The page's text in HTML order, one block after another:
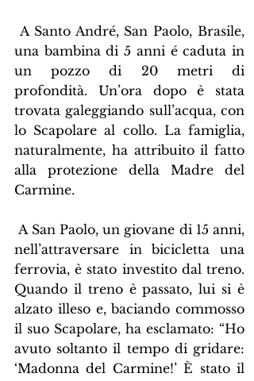
una bambina di 5 anni é caduta in
un pozzo di 20 metri di
profondità. Un’ora dopo è stata
trovata galeggiando sull’acqua, con
lo Scapolare al collo. La famiglia,
naturalmente, ha attribuito il fatto
alla protezione della Madre del
Carmine.
nell’attraversare in bicicletta una
ferrovia, è stato investito dal treno.
Quando il treno è passato, lui si è
alzato illeso e, baciando commosso
il suo Scapolare, ha esclamato: “Ho
avuto soltanto il tempo di gridare:
‘Madonna del Carmine!’ È stato il